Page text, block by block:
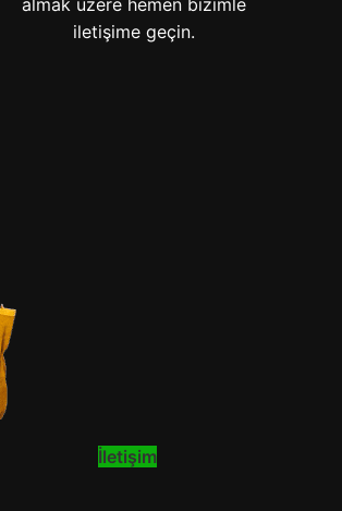
almak üzere hemen bizimle
iletişime geçin.
İletişim
evde
Bırakın.
hızlı tespit ve garantili
ancak onarım yapılırsa tespit